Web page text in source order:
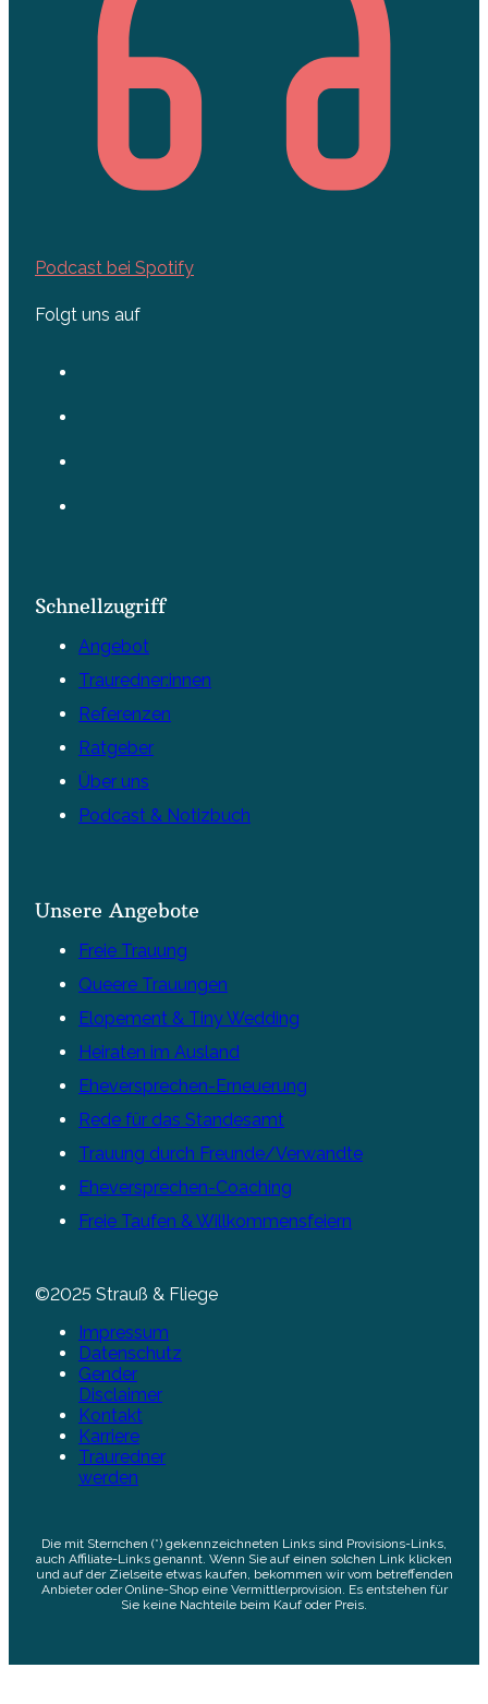
Podcast bei Spotify
Folgt uns auf
Schnellzugriff
Angebot
Trauredner:innen
Referenzen
Ratgeber
Über uns
Podcast & Notizbuch
Unsere Angebote
Freie Trauung
Queere Trauungen
Elopement & Tiny Wedding
Heiraten im Ausland
Eheversprechen-Erneuerung
Rede für das Standesamt
Trauung durch Freunde/Verwandte
Eheversprechen-Coaching
Freie Taufen & Willkommensfeiern
©2025 Strauß & Fliege
Impressum
Datenschutz
Gender
Disclaimer
Kontakt
Karriere
Trauredner
werden
Die mit Sternchen (*) gekennzeichneten Links sind Provisions-Links,
auch Affiliate-Links genannt. Wenn Sie auf einen solchen Link klicken
und auf der Zielseite etwas kaufen, bekommen wir vom betreffenden
Anbieter oder Online-Shop eine Vermittlerprovision. Es entstehen für
Sie keine Nachteile beim Kauf oder Preis.